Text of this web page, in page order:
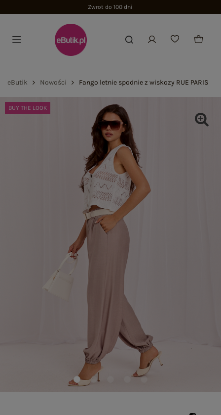
Zwrot do 100 dni
eButik Nowości Fango letnie spodnie z wiskozy RUE PARIS
BUY THE LOOK